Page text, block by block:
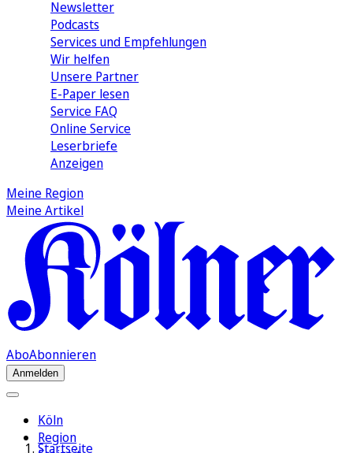
Newsletter
Podcasts
Services und Empfehlungen
Wir helfen
Unsere Partner
E-Paper lesen
Service FAQ
Online Service
Leserbriefe
Anzeigen
Meine Region
Meine Artikel
AboAbonnieren
Anmelden
Köln
Region
Startseite